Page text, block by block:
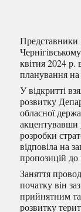
Представники
квітня 2024 р.
планування на
У відкритті
розвитку
обласної
розробки
відповіла на
пропозицій
Заняття
початку він
прийнятним та
розвитку